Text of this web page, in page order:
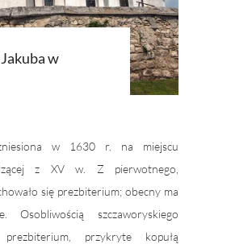
w
w 1630 r. na miejscu
z XV w. Z pierwotnego,
się prezbiterium; obecny ma
Osobliwością szczaworyskiego
przykryte kopułą